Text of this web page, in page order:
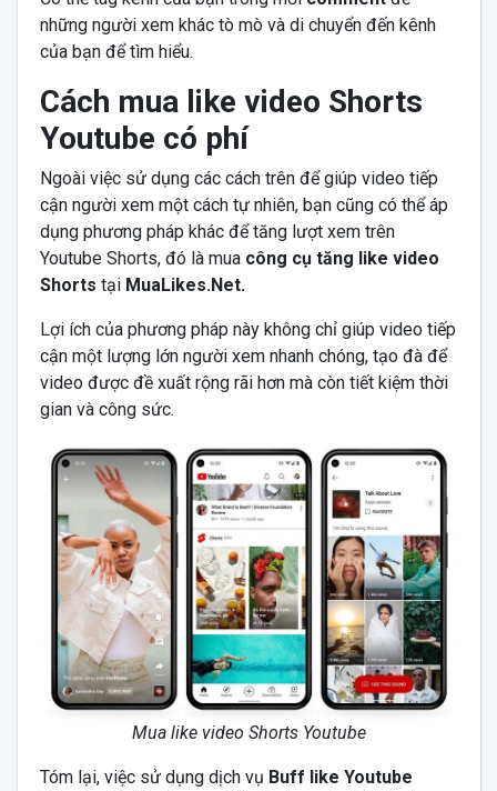
những người xem khác tò mò và di chuyển đến kênh
của bạn để tìm hiểu.
Cách mua like video Shorts
Youtube có phí
Ngoài việc sử dụng các cách trên để giúp video tiếp
cận người xem một cách tự nhiên, bạn cũng có thể áp
dụng phương pháp khác để tăng lượt xem trên
Youtube Shorts, đó là mua công cụ tăng like video
Shorts tại MuaLikes.Net.
Lợi ích của phương pháp này không chỉ giúp video tiếp
cận một lượng lớn người xem nhanh chóng, tạo đà để
video được đề xuất rộng rãi hơn mà còn tiết kiệm thời
gian và công sức.
Mua like video Shorts Youtube
Tóm lại, việc sử dụng dịch vụ Buff like Youtube